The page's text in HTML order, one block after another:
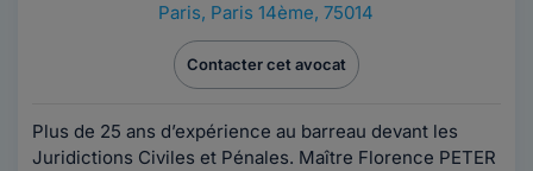
Paris, Paris 14ème, 75014
Contacter cet avocat
Plus de 25 ans d’expérience au barreau devant les
Juridictions Civiles et Pénales. Maître Florence PETER